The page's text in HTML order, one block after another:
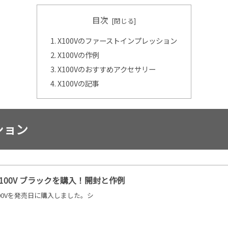
目次
X100Vのファーストインプレッション
X100Vの作例
X100Vのおすすめアクセサリー
X100Vの記事
ン
ブラックを購入！開封と作例
を発売日に購入しました。シ